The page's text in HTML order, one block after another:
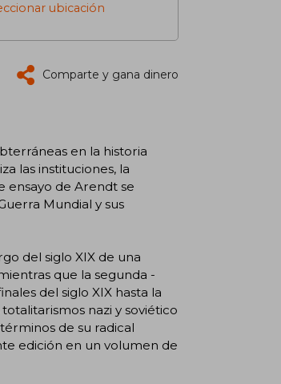
ubicación
Comparte y gana dinero
en la historia
las instituciones, la
ensayo de Arendt se
Mundial y sus
del siglo XIX de una
que la segunda -
del siglo XIX hasta la
nazi y soviético
de su radical
edición en un volumen de